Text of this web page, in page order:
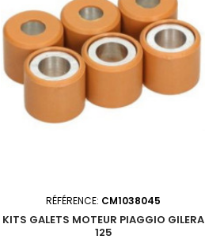
RÉFÉRENCE: CM1038045
KITS GALETS MOTEUR PIAGGIO GILERA
125